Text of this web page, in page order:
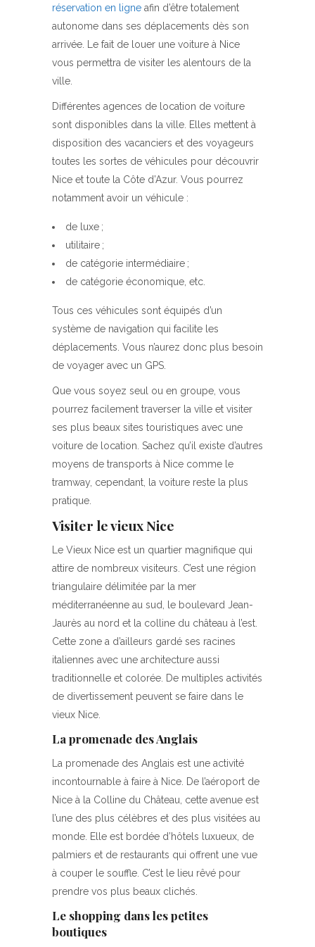
réservation en ligne afin d’être totalement
autonome dans ses déplacements dès son
arrivée. Le fait de louer une voiture à Nice
vous permettra de visiter les alentours de la
ville.
Différentes agences de location de voiture
sont disponibles dans la ville. Elles mettent à
disposition des vacanciers et des voyageurs
toutes les sortes de véhicules pour découvrir
Nice et toute la Côte d’Azur. Vous pourrez
notamment avoir un véhicule :
de luxe ;
utilitaire ;
de catégorie intermédiaire ;
de catégorie économique, etc.
Tous ces véhicules sont équipés d’un
système de navigation qui facilite les
déplacements. Vous n’aurez donc plus besoin
de voyager avec un GPS.
Que vous soyez seul ou en groupe, vous
pourrez facilement traverser la ville et visiter
ses plus beaux sites touristiques avec une
voiture de location. Sachez qu’il existe d’autres
moyens de transports à Nice comme le
tramway, cependant, la voiture reste la plus
pratique.
Visiter le vieux Nice
Le Vieux Nice est un quartier magnifique qui
attire de nombreux visiteurs. C’est une région
triangulaire délimitée par la mer
méditerranéenne au sud, le boulevard Jean-
Jaurès au nord et la colline du château à l’est.
Cette zone a d’ailleurs gardé ses racines
italiennes avec une architecture aussi
traditionnelle et colorée. De multiples activités
de divertissement peuvent se faire dans le
vieux Nice.
La promenade des Anglais
La promenade des Anglais est une activité
incontournable à faire à Nice. De l’aéroport de
Nice à la Colline du Château, cette avenue est
l’une des plus célèbres et des plus visitées au
monde. Elle est bordée d’hôtels luxueux, de
palmiers et de restaurants qui offrent une vue
à couper le souffle. C’est le lieu rêvé pour
prendre vos plus beaux clichés.
Le shopping dans les petites
boutiques